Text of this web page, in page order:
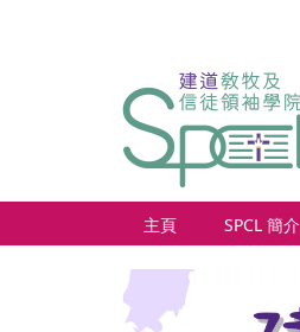
主頁 SPCL 簡介